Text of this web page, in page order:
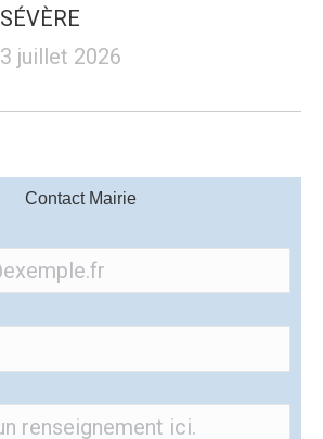
SÉVÈRE
3 juillet 2026
Contact Mairie